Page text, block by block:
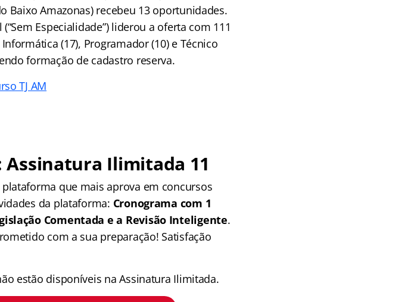
Baixo Amazonas) recebeu 13 oportunidades.
Especialidade”) liderou a oferta com 111
(17), Programador (10) e Técnico
formação de cadastro reserva.
TJ AM
Assinatura Ilimitada 11
plataforma que mais aprova em concursos
da plataforma: Cronograma com 1
Comentada e a Revisão Inteligente.
com a sua preparação! Satisfação
estão disponíveis na Assinatura Ilimitada.